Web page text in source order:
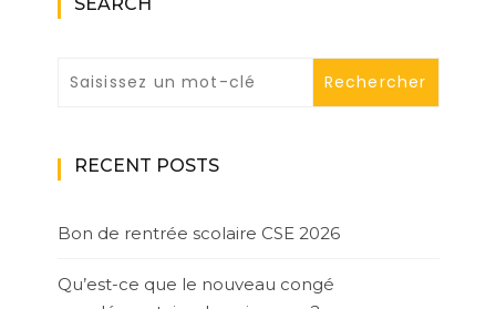
RECENT POSTS
Bon de rentrée scolaire CSE 2026
Qu’est-ce que le nouveau congé